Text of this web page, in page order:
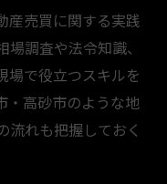
産売買に関する実践
調査や法令知識、
場で役立つスキルを
・高砂市のような地
流れも把握しておく